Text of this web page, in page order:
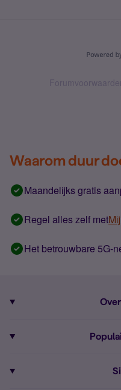
Forumvoorwaarden
Waarom duur
Maandelijks gratis
Regel alles zelf met
Het betrouwbare 5G-
Alle telefoons